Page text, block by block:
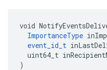
void
ImportanceType
event_id_t
uint64_t
)